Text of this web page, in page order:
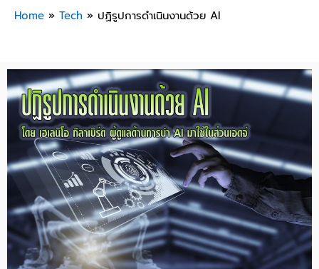
Home » Tech » ปฏิรูปการดำเนินงานด้วย AI